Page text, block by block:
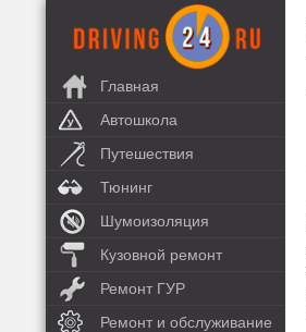
Главная
Автошкола
Путешествия
Тюнинг
Шумоизоляция
Кузовной ремонт
Ремонт ГУР
Ремонт и обслуживание